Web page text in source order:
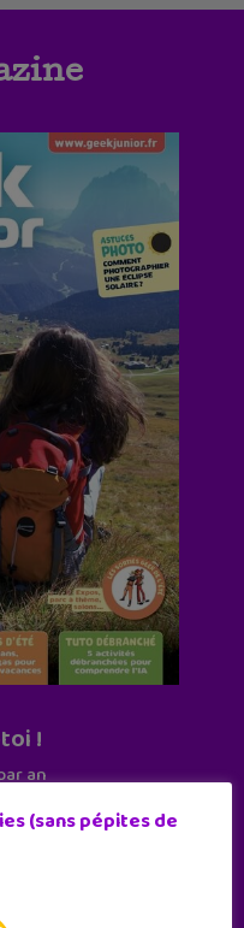
!
an
(sans pépites de